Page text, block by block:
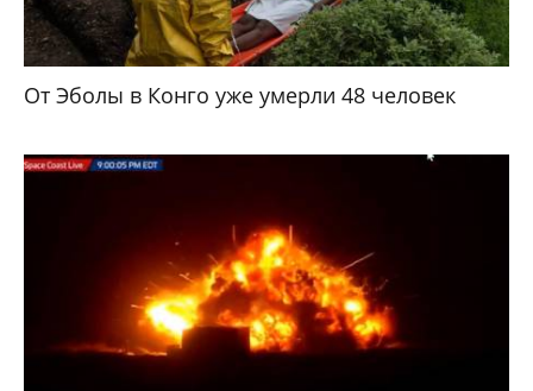
От Эболы в Конго уже умерли 48 человек